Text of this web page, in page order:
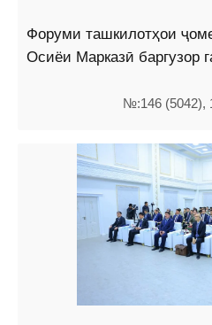
Форуми ташкилотҳои
Осиёи Марказӣ баргузор
№:146 (5042),